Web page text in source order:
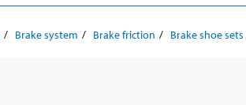
Brake system Brake friction Brake shoe sets